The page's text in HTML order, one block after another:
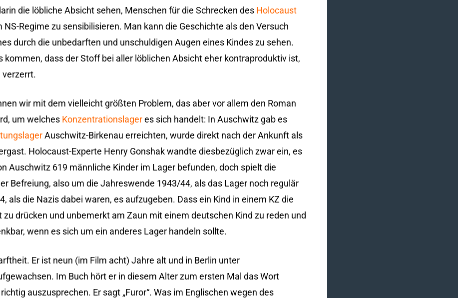
die löbliche Absicht sehen, Menschen für die Schrecken des Holocaust
Regime zu sensibilisieren. Man kann die Geschichte als den Versuch
durch die unbedarften und unschuldigen Augen eines Kindes zu sehen.
kommen, dass der Stoff bei aller löblichen Absicht eher kontraproduktiv ist,
verzerrt.
wir mit dem vielleicht größten Problem, das aber vor allem den Roman
um welches Konzentrationslageres sich handelt: In Auschwitz gab es
Auschwitz-Birkenau erreichten, wurde direkt nach der Ankunft als
Holocaust-Experte Henry Gonshak wandte diesbezüglich zwar ein, es
Auschwitz 619 männliche Kinder im Lager befunden, doch spielt die
Befreiung, also um die Jahreswende 1943/44, als das Lager noch regulär
als die Nazis dabei waren, es aufzugeben. Dass ein Kind in einem KZ die
drücken und unbemerkt am Zaun mit einem deutschen Kind zu reden und
wenn es sich um ein anderes Lager handeln sollte.
Er ist neun (im Film acht) Jahre alt und in Berlin unter
Im Buch hört er in diesem Alter zum ersten Mal das Wort
auszusprechen. Er sagt „Furor“. Was im Englischen wegen des